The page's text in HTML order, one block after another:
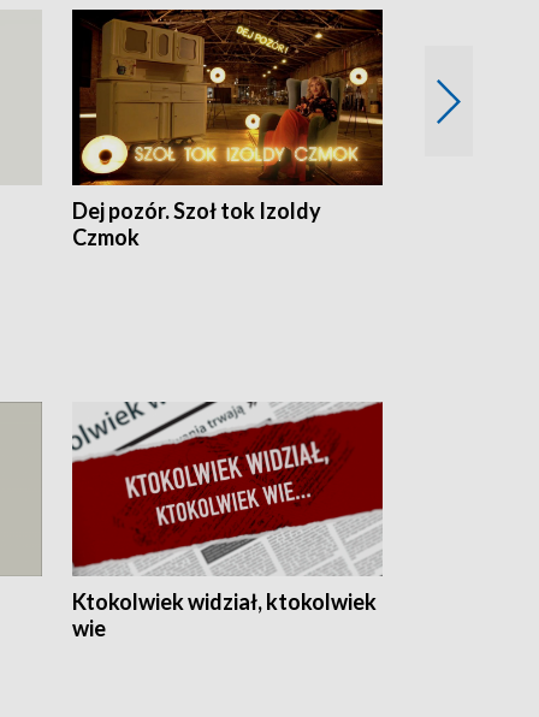
Dej pozór. Szoł tok Izoldy
Czmok
Ktokolwiek widział, ktokolwiek
wie